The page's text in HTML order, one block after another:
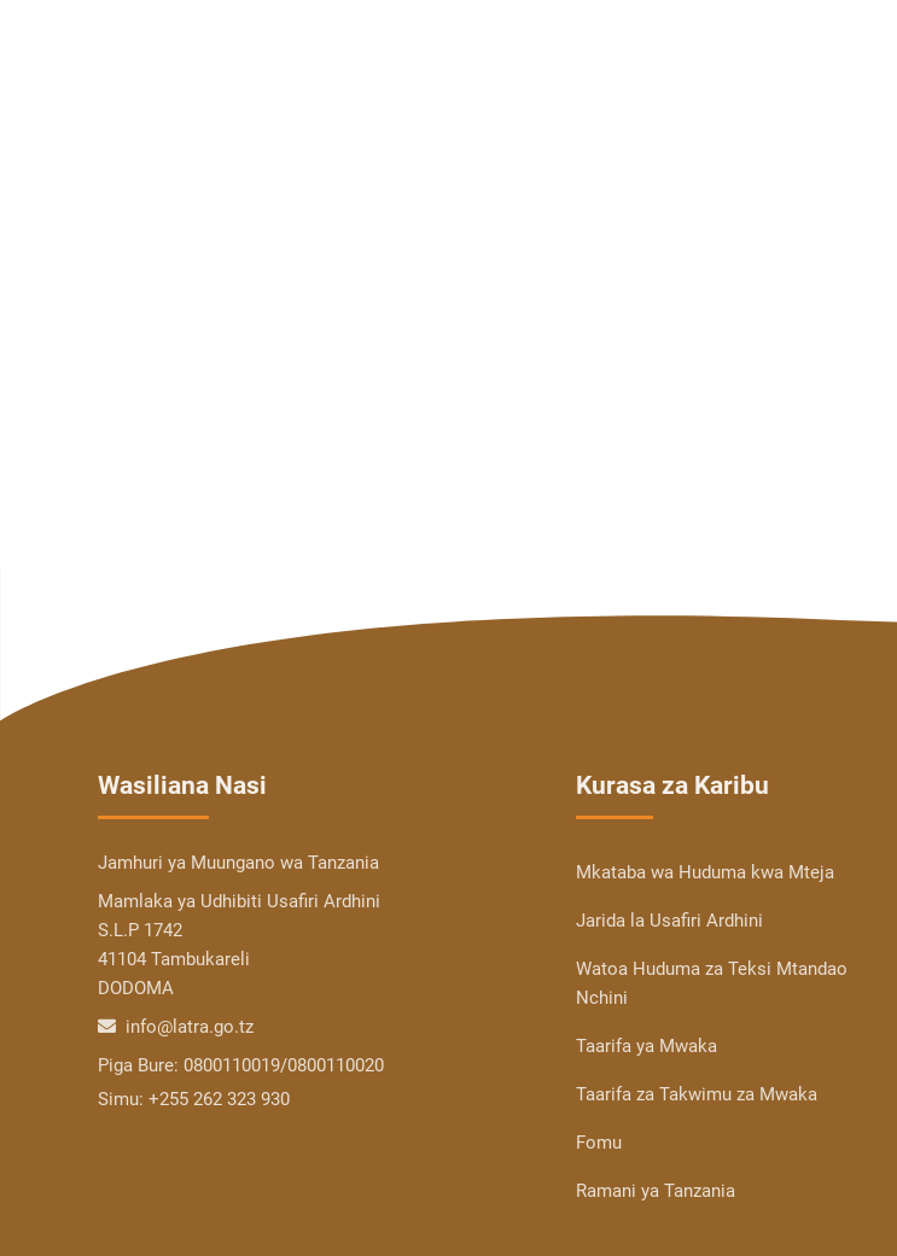
Wasiliana Nasi
Jamhuri ya Muungano wa Tanzania
Mamlaka ya Udhibiti Usafiri Ardhini
S.L.P 1742
41104 Tambukareli
DODOMA
info@latra.go.tz
Piga Bure: 0800110019/0800110020
Simu: +255 262 323 930
Kurasa za Karibu
Mkataba wa Huduma kwa Mteja
Jarida la Usafiri Ardhini
Watoa Huduma za Teksi Mtandao
Nchini
Taarifa ya Mwaka
Taarifa za Takwimu za Mwaka
Fomu
Ramani ya Tanzania